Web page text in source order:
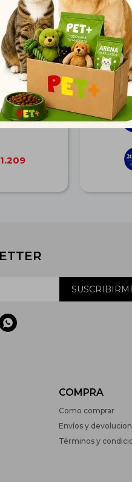
Can Pup
+ 0,5 Kg
1.079
1.209
Pro Plan
|
COMPRA
Como comprar
Envíos y
Términos y
